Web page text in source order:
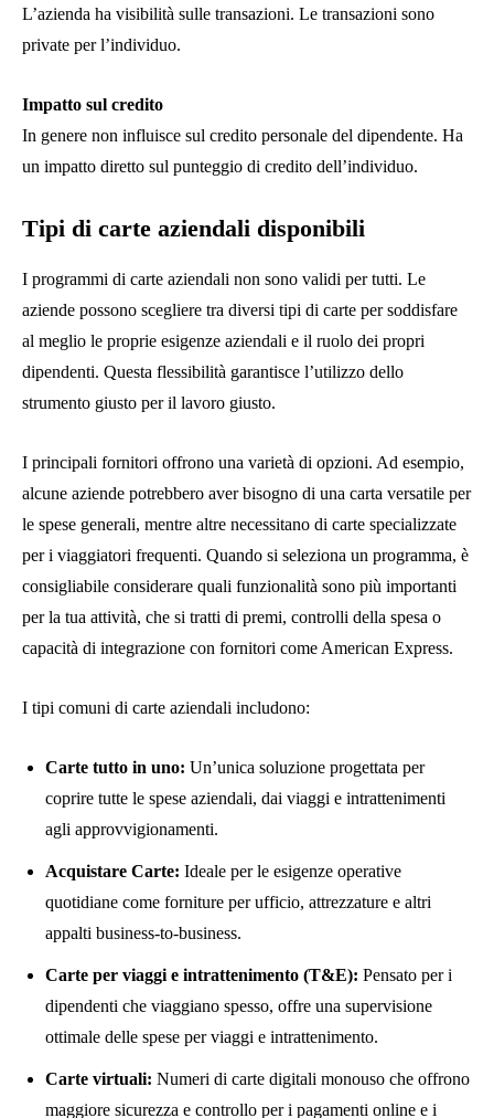
L’azienda ha visibilità sulle transazioni. Le transazioni sono
private per l’individuo.
Impatto sul credito
In genere non influisce sul credito personale del dipendente. Ha
un impatto diretto sul punteggio di credito dell’individuo.
Tipi di carte aziendali disponibili
I programmi di carte aziendali non sono validi per tutti. Le
aziende possono scegliere tra diversi tipi di carte per soddisfare
al meglio le proprie esigenze aziendali e il ruolo dei propri
dipendenti. Questa flessibilità garantisce l’utilizzo dello
strumento giusto per il lavoro giusto.
I principali fornitori offrono una varietà di opzioni. Ad esempio,
alcune aziende potrebbero aver bisogno di una carta versatile per
le spese generali, mentre altre necessitano di carte specializzate
per i viaggiatori frequenti. Quando si seleziona un programma, è
consigliabile considerare quali funzionalità sono più importanti
per la tua attività, che si tratti di premi, controlli della spesa o
capacità di integrazione con fornitori come American Express.
I tipi comuni di carte aziendali includono:
Carte tutto in uno: Un’unica soluzione progettata per
coprire tutte le spese aziendali, dai viaggi e intrattenimenti
agli approvvigionamenti.
Acquistare Carte: Ideale per le esigenze operative
quotidiane come forniture per ufficio, attrezzature e altri
appalti business-to-business.
Carte per viaggi e intrattenimento (T&E): Pensato per i
dipendenti che viaggiano spesso, offre una supervisione
ottimale delle spese per viaggi e intrattenimento.
Carte virtuali: Numeri di carte digitali monouso che offrono
maggiore sicurezza e controllo per i pagamenti online e i